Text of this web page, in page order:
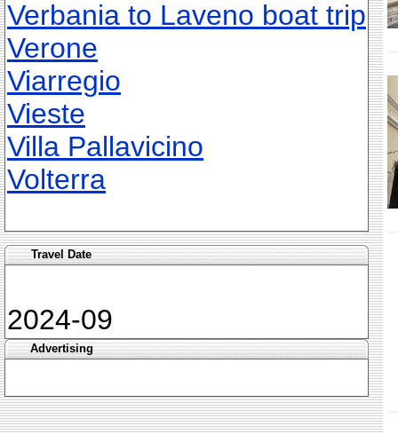
Verbania to Laveno boat trip
Verone
Viarregio
Vieste
Villa Pallavicino
Volterra
Travel Date
2024-09
Advertising